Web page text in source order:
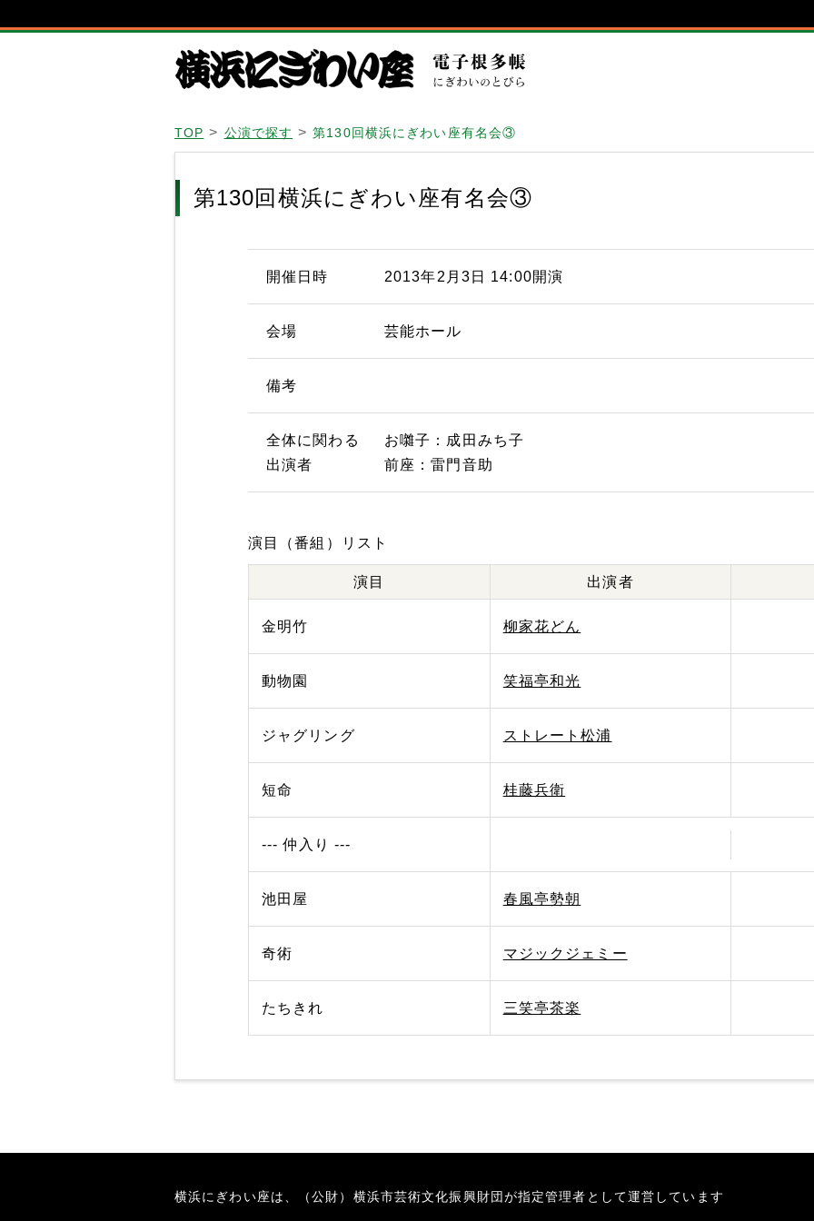
TOP 公演で探す 第130回横浜にぎわい座有名会③
第130回横浜にぎわい座有名会③
開催日時 2013年2月3日 14:00開演
会場 芸能ホール
備考
全体に関わる
出演者
お囃子：成田みち子
前座：雷門音助
演目（番組）リスト
演目 出演者
金明竹 柳家花どん
動物園 笑福亭和光
ジャグリング ストレート松浦
短命 桂藤兵衛
--- 仲入り ---
池田屋 春風亭勢朝
奇術 マジックジェミー
たちきれ 三笑亭茶楽
横浜にぎわい座は、（公財）横浜市芸術文化振興財団が指定管理者として運営しています